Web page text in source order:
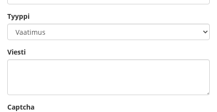
Tyyppi
Viesti
Captcha